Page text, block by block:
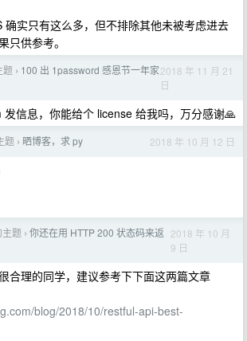
确实只有这么多，但不排除其他未被考虑进去
只供参考。
题 › 100 出 1password 感恩节一年家2018 年 11 月 21
日
信息，你能给个 license 给我吗，万分感谢🙏
题 › 晒博客，求 py 2018 年 10 月 12 日
题 › 你还在用 HTTP 200 状态码来返 2018 年 10 月
9 日
合理的同学，建议参考下下面这两篇文章
blog/2018/10/restful-api-best-